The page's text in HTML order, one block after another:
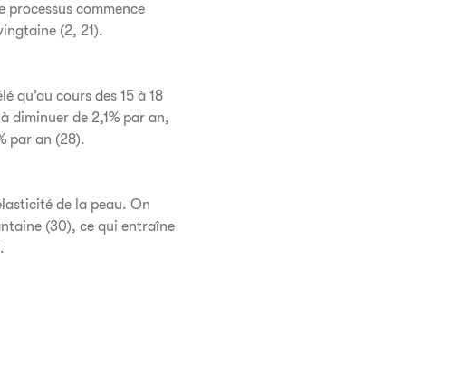
processus commence
(2, 21).
qu’au cours des 15 à 18
diminuer de 2,1% par an,
par an (28).
de la peau. On
(30), ce qui entraîne